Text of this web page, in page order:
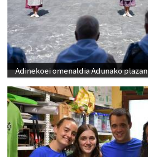
Adinekoei omenaldia Adunako plazan